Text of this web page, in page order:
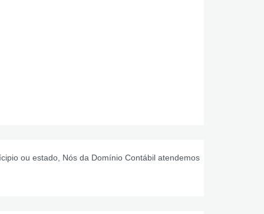
ou estado, Nós da Domínio Contábil atendemos